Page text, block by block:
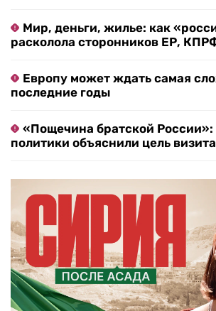
Мир, деньги, жилье: как
расколола сторонников ЕР,
Европу может ждать самая
последние годы
«Пощечина братской России»:
политики объяснили цель